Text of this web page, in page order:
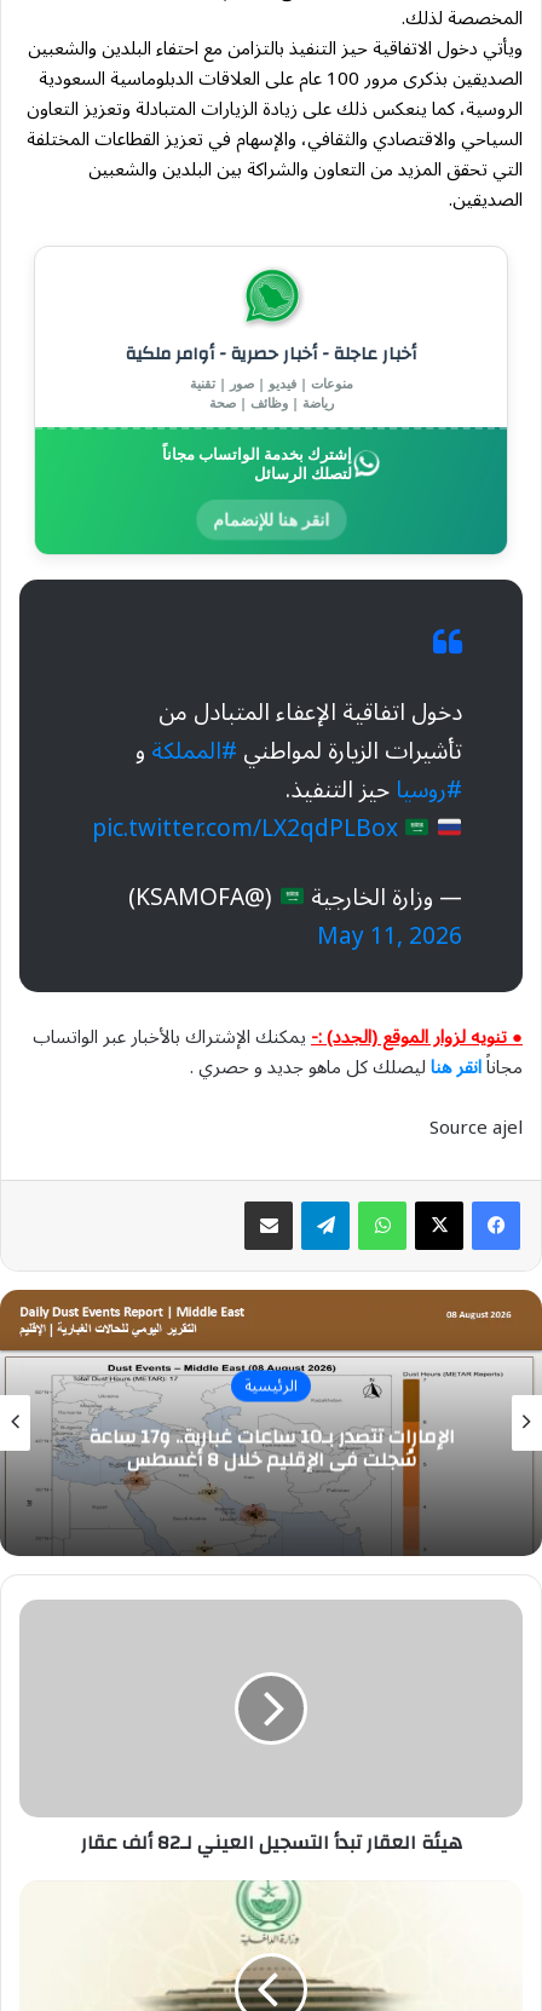
المخصصة لذلك.
ويأتي دخول الاتفاقية حيز التنفيذ بالتزامن مع احتفاء البلدين والشعبين
الصديقين بذكرى مرور 100 عام على العلاقات الدبلوماسية السعودية
الروسية، كما ينعكس ذلك على زيادة الزيارات المتبادلة وتعزيز التعاون
السياحي والاقتصادي والثقافي، والإسهام في تعزيز القطاعات المختلفة
التي تحقق المزيد من التعاون والشراكة بين البلدين والشعبين
الصديقين.
أخبار عاجلة - أخبار حصرية - أوامر ملكية
منوعات | فيديو | صور | تقنية
رياضة | وظائف | صحة
إشترك بخدمة الواتساب مجاناً
لتصلك الرسائل
انقر هنا للإنضمام
دخول اتفاقية الإعفاء المتبادل من
تأشيرات الزيارة لمواطني#المملكةو
#روسياحيز التنفيذ.
pic.twitter.com/LX2qdPLBox
— وزارة الخارجية
(@KSAMOFA)
May 11, 2026
● تنويه لزوار الموقع (الجدد) :-يمكنك الإشتراك بالأخبار عبر الواتساب
مجاناًانقر هناليصلك كل ماهو جديد و حصري .
Source ajel
واتسابتيلقرام مشاركة عبر البريد
الرئيسية
الإمارات تتصدر بـ10 ساعات غبارية.. و17 ساعة
سُجلت في الإقليم خلال 8 أغسطس
هيئة
هيئة العقار تبدأ التسجيل العيني لـ82 ألف عقار